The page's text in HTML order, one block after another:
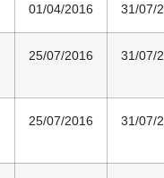
01/04/2016 31/07/
25/07/2016 31/07/
25/07/2016 31/07/